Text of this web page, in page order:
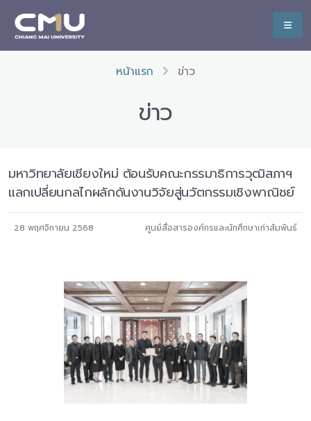
หน้าแรก ข่าว
ข่าว
มหาวิทยาลัยเชียงใหม่ ต้อนรับคณะกรรมาธิการวุฒิสภาฯ
แลกเปลี่ยนกลไกผลักดันงานวิจัยสู่นวัตกรรมเชิงพาณิชย์
28 พฤศจิกายน 2568 ศูนย์สื่อสารองค์กรและนักศึกษาเก่าสัมพันธ์